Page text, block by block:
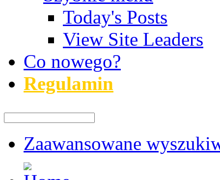
Today's Posts
View Site Leaders
Co nowego?
Regulamin
Zaawansowane